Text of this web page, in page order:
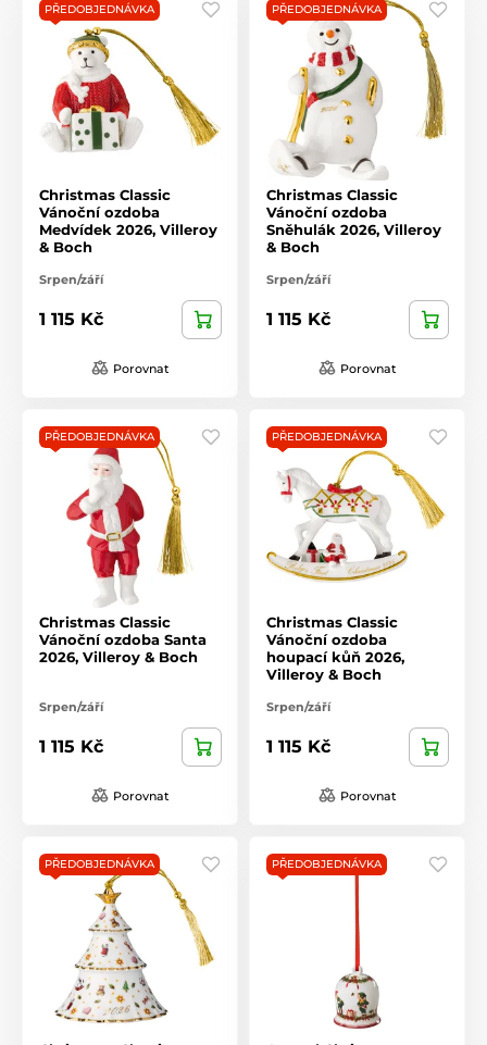
PŘEDOBJEDNÁVKA
Christmas Classic
Vánoční ozdoba
Medvídek 2026, Villeroy
& Boch
Srpen/září
1 115 Kč
Porovnat
PŘEDOBJEDNÁVKA
Christmas Classic
Vánoční ozdoba
Sněhulák 2026, Villeroy
& Boch
Srpen/září
1 115 Kč
Porovnat
PŘEDOBJEDNÁVKA
Christmas Classic
Vánoční ozdoba Santa
2026, Villeroy & Boch
Srpen/září
1 115 Kč
Porovnat
PŘEDOBJEDNÁVKA
Christmas Classic
Vánoční ozdoba
houpací kůň 2026,
Villeroy & Boch
Srpen/září
1 115 Kč
Porovnat
PŘEDOBJEDNÁVKA PŘEDOBJEDNÁVKA